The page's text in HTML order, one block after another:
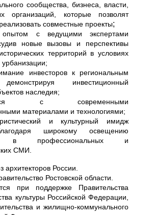
сообщества, бизнеса, власти,
организаций, которые позволят
совместные проекты;
опытом с ведущими экспертами
новые вызовы и перспективы
территорий в условиях
;
инвесторов к региональным
инвестиционный
наследия;
с современными
материалами и технологиями;
и культурный имидж
широкому освещению
в профессиональных и
СМИ.
архитекторов России.
Ростовской области.
при поддержке Правительства
культуры Российской Федерации,
и жилищно-коммунального